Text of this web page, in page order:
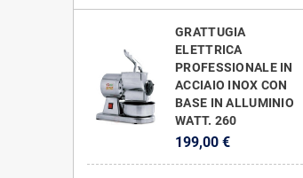
GRATTUGIA
ELETTRICA
PROFESSIONALE IN
ACCIAIO INOX CON
BASE IN ALLUMINIO
WATT. 260
199,00 €